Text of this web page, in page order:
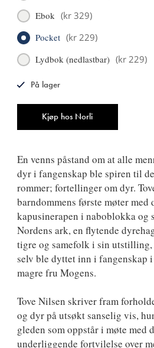
Ebok (kr 329)
Pocket (kr 229)
Lydbok (nedlastbar) (kr 229)
Kjøp hos Norli
På lager
En venns påstand om at alle
dyr i fangenskap ble spiren til
rommer; fortellinger om dyr.
barndommens første møter med
kapusinerapen i naboblokka og
Nordens ark, en flytende
tigre og samefolk i sin utstilling,
selv ble dyttet inn i fangenskap
magre fru Mogens.
Tove Nilsen skriver fram
og dyr på utsøkt sanselig vis,
gleden som oppstår i møte med
underliggende fortvilelse over